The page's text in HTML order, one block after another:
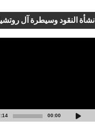
نشأة النقود وسيطرة آل
00:00